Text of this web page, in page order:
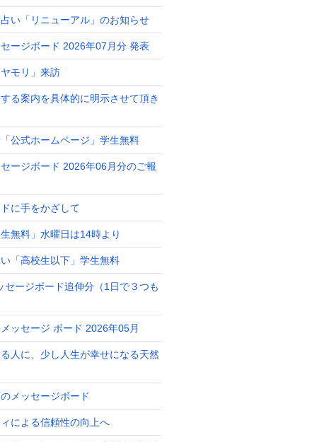
い「リニューアル」のお知らせ
ージボード 2026年07月分 発表
モリ」来訪
る案内を具体的に明示させて頂き
公式ホームページ」学生無料
ージボード 2026年06月分のご報
に手をかざして
無料」水曜日は14時より
「高校生以下」学生無料
セージボード追伸分（1日で３つも
ッセージ ボード 2026年05月
人に、少し人生が幸せになる天然
メッセージボード
による信頼性の向上へ